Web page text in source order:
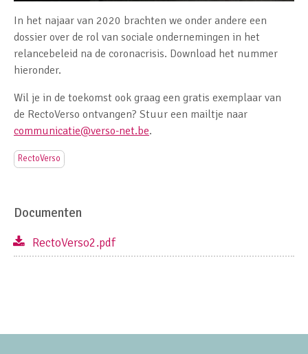
In het najaar van 2020 brachten we onder andere een
dossier over de rol van sociale ondernemingen in het
relancebeleid na de coronacrisis. Download het nummer
hieronder.
Wil je in de toekomst ook graag een gratis exemplaar van
de RectoVerso ontvangen? Stuur een mailtje naar
communicatie@verso-net.be.
RectoVerso
Documenten
RectoVerso2.pdf